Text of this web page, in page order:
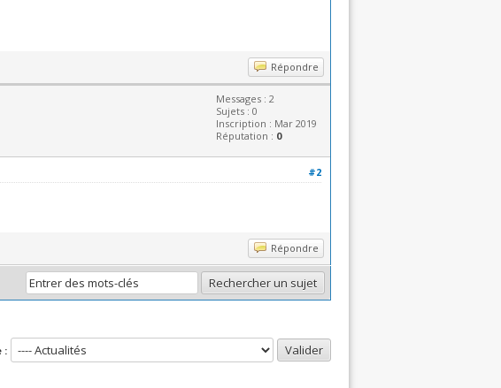
Répondre
Messages : 2
Sujets : 0
Inscription : Mar 2019
Réputation : 0
#2
Répondre
: